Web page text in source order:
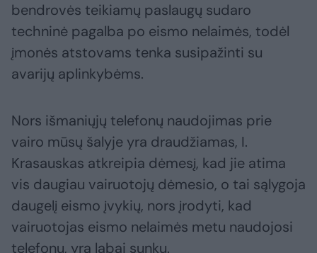
bendrovės teikiamų paslaugų sudaro
techninė pagalba po eismo nelaimės, todėl
įmonės atstovams tenka susipažinti su
avarijų aplinkybėms.
Nors išmaniųjų telefonų naudojimas prie
vairo mūsų šalyje yra draudžiamas, I.
Krasauskas atkreipia dėmesį, kad jie atima
vis daugiau vairuotojų dėmesio, o tai sąlygoja
daugelį eismo įvykių, nors įrodyti, kad
vairuotojas eismo nelaimės metu naudojosi
telefonu, yra labai sunku.